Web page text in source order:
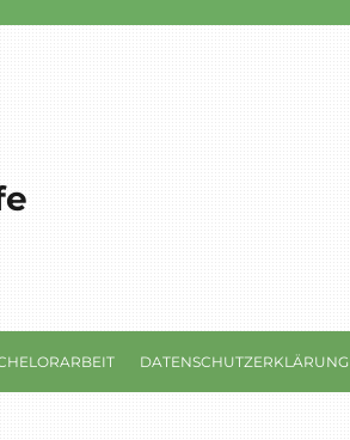
DATENSCHUTZERKLÄRUNG